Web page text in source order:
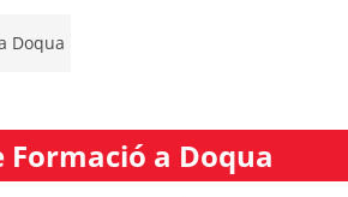
Doqua
Formació a Doqua